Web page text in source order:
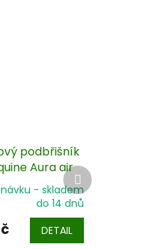
podbřišník
Aura air
- skladem
do 14 dnů
DETAIL
Další
produkt